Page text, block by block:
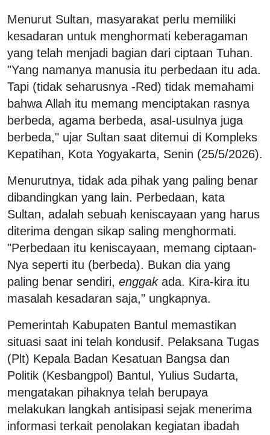
Menurut Sultan, masyarakat perlu memiliki
kesadaran untuk menghormati keberagaman
yang telah menjadi bagian dari ciptaan Tuhan.
"Yang namanya manusia itu perbedaan itu ada.
Tapi (tidak seharusnya -Red) tidak memahami
bahwa Allah itu memang menciptakan rasnya
berbeda, agama berbeda, asal-usulnya juga
berbeda," ujar Sultan saat ditemui di Kompleks
Kepatihan, Kota Yogyakarta, Senin (25/5/2026).
Menurutnya, tidak ada pihak yang paling benar
dibandingkan yang lain. Perbedaan, kata
Sultan, adalah sebuah keniscayaan yang harus
diterima dengan sikap saling menghormati.
"Perbedaan itu keniscayaan, memang ciptaan-
Nya seperti itu (berbeda). Bukan dia yang
paling benar sendiri, enggakada. Kira-kira itu
masalah kesadaran saja," ungkapnya.
Pemerintah Kabupaten Bantul memastikan
situasi saat ini telah kondusif. Pelaksana Tugas
(Plt) Kepala Badan Kesatuan Bangsa dan
Politik (Kesbangpol) Bantul, Yulius Sudarta,
mengatakan pihaknya telah berupaya
melakukan langkah antisipasi sejak menerima
informasi terkait penolakan kegiatan ibadah